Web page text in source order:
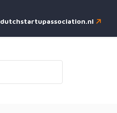
dutchstartupassociation.nl